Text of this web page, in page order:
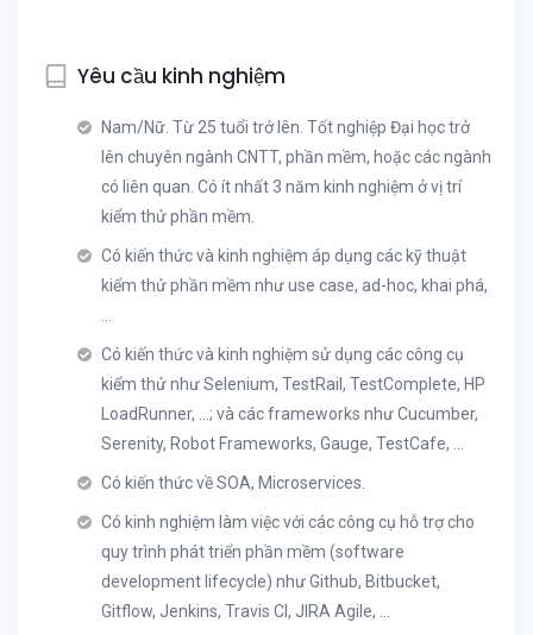
Yêu cầu kinh nghiệm
Nam/Nữ. Từ 25 tuổi trở lên. Tốt nghiệp Đại học trở
lên chuyên ngành CNTT, phần mềm, hoặc các ngành
có liên quan. Có ít nhất 3 năm kinh nghiệm ở vị trí
kiểm thử phần mềm.
Có kiến thức và kinh nghiệm áp dụng các kỹ thuật
kiểm thử phần mềm như use case, ad-hoc, khai phá,
Có kiến thức và kinh nghiệm sử dụng các công cụ
kiểm thử như Selenium, TestRail, TestComplete, HP
LoadRunner, ...; và các frameworks như Cucumber,
Serenity, Robot Frameworks, Gauge, TestCafe, ...
Có kiến thức về SOA, Microservices.
Có kinh nghiệm làm việc với các công cụ hỗ trợ cho
quy trình phát triển phần mềm (software
development lifecycle) như Github, Bitbucket,
Gitflow, Jenkins, Travis CI, JIRA Agile, …